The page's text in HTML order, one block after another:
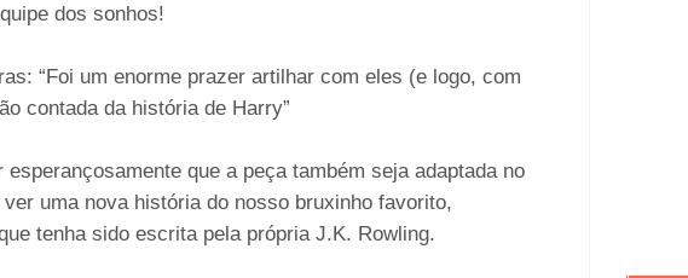
dos sonhos!
“Foi um enorme prazer artilhar com eles (e logo, com
contada da história de Harry”
que a peça também seja adaptada no
uma nova história do nosso bruxinho favorito,
tenha sido escrita pela própria J.K. Rowling.